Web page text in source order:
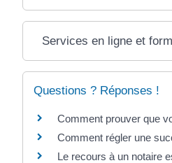
Services en ligne et
Questions ? Réponses !
Comment prouver que
Comment régler une
Le recours à un notaire